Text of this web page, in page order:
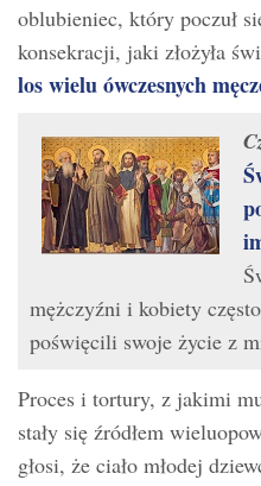
oblubieniec, który poczuł
konsekracji, jaki złożyła
los wielu ówczesnych
mężczyźni i kobiety
poświęcili swoje życie z
Proces i tortury, z jakimi
stały się źródłem
głosi, że ciało młodej